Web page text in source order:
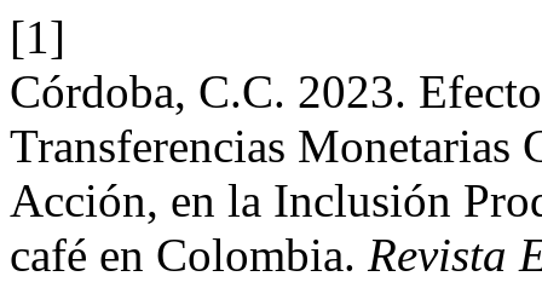
[1]
Córdoba, C.C. 2023.
Transferencias Monetarias
Acción, en la Inclusión
café en Colombia. Revista